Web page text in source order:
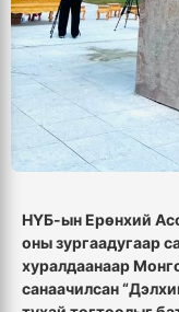
НҮБ-ын Ерөнхий
онызургаадугаар
хуралдаанаар
санаачилсан“